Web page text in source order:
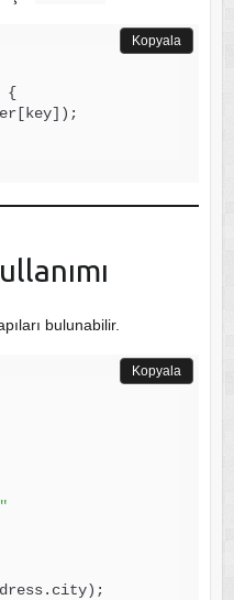
{
Kopyala
bulunabilir.
Kopyala